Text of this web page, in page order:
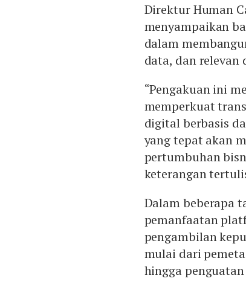
Direktur Human
menyampaikan
dalam
data, dan relevan
“Pengakuan ini
memperkuat
digital berbasis
yang tepat akan
pertumbuhan
keterangan
Dalam beberapa
pemanfaatan
pengambilan
mulai dari
hingga penguatan